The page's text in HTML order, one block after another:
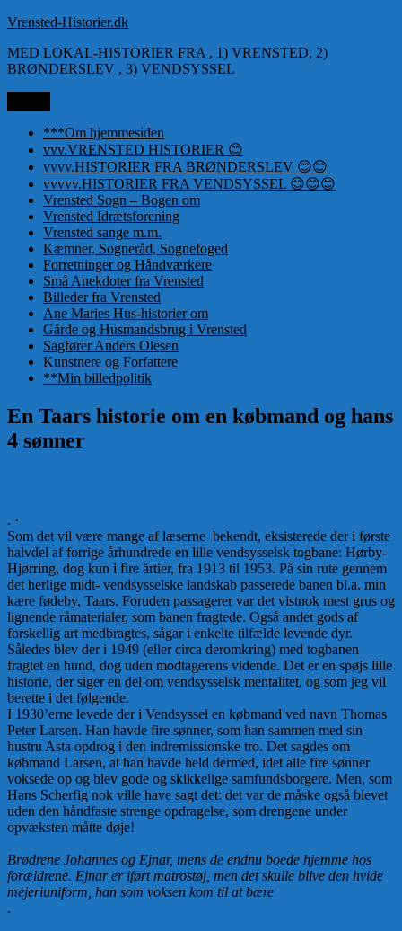
Videre
indhold
Vrensted-Historier.dk
MED LOKAL-HISTORIER FRA , 1) VRENSTED, 2)
BRØNDERSLEV , 3) VENDSYSSEL
***Om hjemmesiden
vvv.VRENSTED HISTORIER 😊
vvvv.HISTORIER FRA BRØNDERSLEV 😊😊
vvvvv.HISTORIER FRA VENDSYSSEL 😊😊😊
Vrensted Sogn – Bogen om
Vrensted Idrætsforening
Vrensted sange m.m.
Kæmner, Sogneråd, Sognefoged
Forretninger og Håndværkere
Små Anekdoter fra Vrensted
Billeder fra Vrensted
Ane Maries Hus-historier om
Gårde og Husmandsbrug i Vrensted
Sagfører Anders Olesen
Kunstnere og Forfattere
**Min billedpolitik
En Taars historie om en købmand og hans
4 sønner
. ·
Som det vil være mange af læserne bekendt, eksisterede der i første
halvdel af forrige århundrede en lille vendsysselsk togbane: Hørby-
Hjørring, dog kun i fire årtier, fra 1913 til 1953. På sin rute gennem
det herlige midt- vendsysselske landskab passerede banen bl.a. min
kære fødeby, Taars. Foruden passagerer var det vistnok mest grus og
lignende råmaterialer, som banen fragtede. Også andet gods af
forskellig art medbragtes, sågar i enkelte tilfælde levende dyr.
Således blev der i 1949 (eller circa deromkring) med togbanen
fragtet en hund, dog uden modtagerens vidende. Det er en spøjs lille
historie, der siger en del om vendsysselsk mentalitet, og som jeg vil
berette i det følgende.
I 1930’erne levede der i Vendsyssel en købmand ved navn Thomas
Peter Larsen. Han havde fire sønner, som han sammen med sin
hustru Asta opdrog i den indremissionske tro. Det sagdes om
købmand Larsen, at han havde held dermed, idet alle fire sønner
voksede op og blev gode og skikkelige samfundsborgere. Men, som
Hans Scherfig nok ville have sagt det: det var de måske også blevet
uden den håndfaste strenge opdragelse, som drengene under
opvæksten måtte døje!
Brødrene Johannes og Ejnar, mens de endnu boede hjemme hos
forældrene. Ejnar er iført matrostøj, men det skulle blive den hvide
mejeriuniform, han som voksen kom til at bære
.